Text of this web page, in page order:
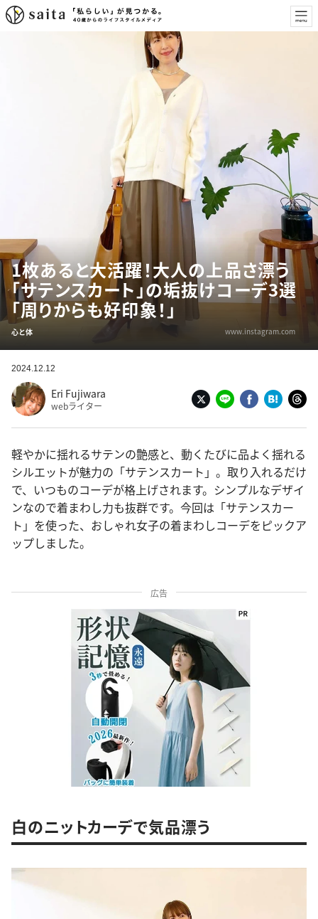
1枚あると大活躍！大人の上品さ漂う
「サテンスカート」の垢抜けコーデ3選
「周りからも好印象！」
心と体 www.instagram.com
2024.12.12
Eri Fujiwara
webライター
軽やかに揺れるサテンの艶感と、動くたびに品よく揺れる
シルエットが魅力の「サテンスカート」。取り入れるだけ
で、いつものコーデが格上げされます。シンプルなデザイ
ンなので着まわし力も抜群です。今回は「サテンスカー
ト」を使った、おしゃれ女子の着まわしコーデをピックア
ップしました。
広告
白のニットカーデで気品漂う